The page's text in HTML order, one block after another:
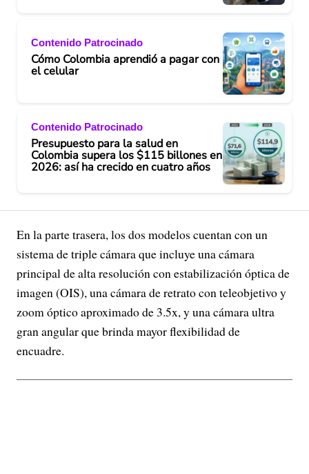
Contenido Patrocinado
Cómo Colombia aprendió a pagar con
el celular
Contenido Patrocinado
Presupuesto para la salud en
Colombia supera los $115 billones en
2026: así ha crecido en cuatro años
En la parte trasera, los dos modelos cuentan con un
sistema de triple cámara que incluye una cámara
principal de alta resolución con estabilización óptica de
imagen (OIS), una cámara de retrato con teleobjetivo y
zoom óptico aproximado de 3.5x, y una cámara ultra
gran angular que brinda mayor flexibilidad de
encuadre.